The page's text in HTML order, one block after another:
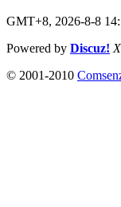
GMT+8, 2026-8-8
Powered by Discuz!
© 2001-2010